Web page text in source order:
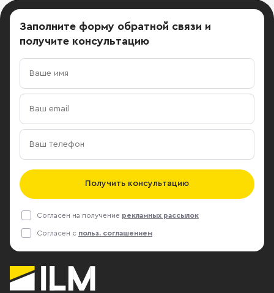
Заполните форму обратной связи и
получите консультацию
Получить консультацию
Согласен на получение рекламных рассылок
Согласен с польз. соглашением